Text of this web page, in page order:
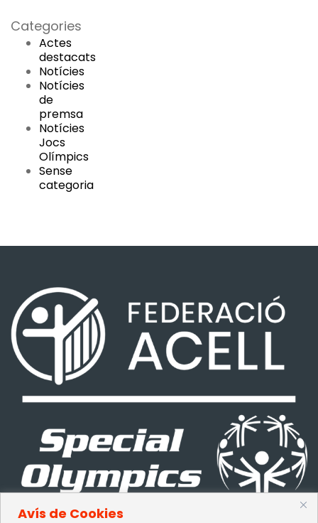
Avís de Cookies
Categories
Actes
destacats
Notícies
Notícies
de
premsa
Notícies
Jocs
Olímpics
Sense
categoria